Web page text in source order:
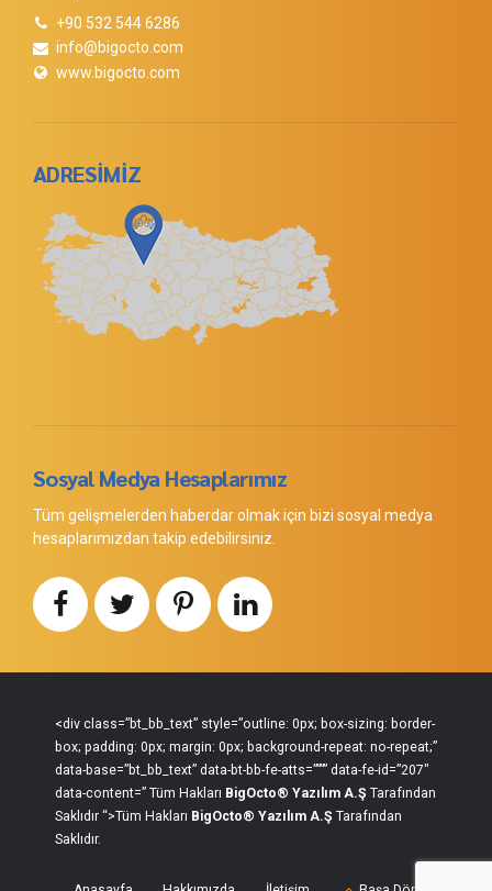
+90 532 544 6286
info@bigocto.com
www.bigocto.com
ADRESİMİZ
Sosyal Medya Hesaplarımız
Tüm gelişmelerden haberdar olmak için bizi sosyal medya
hesaplarımızdan takip edebilirsiniz.
<div class=”bt_bb_text” style=”outline: 0px; box-sizing: border-
box; padding: 0px; margin: 0px; background-repeat: no-repeat;”
data-base=”bt_bb_text” data-bt-bb-fe-atts=”””” data-fe-id=”207″
data-content=” Tüm Hakları BigOcto® Yazılım A.Ş Tarafından
Saklıdır “>Tüm Hakları BigOcto® Yazılım A.Ş Tarafından
Saklıdır.